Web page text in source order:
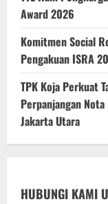
Award 2026
Komitmen Social
Pengakuan ISRA
TPK Koja Perkuat
Perpanjangan
Jakarta Utara
HUBUNGI KAMI